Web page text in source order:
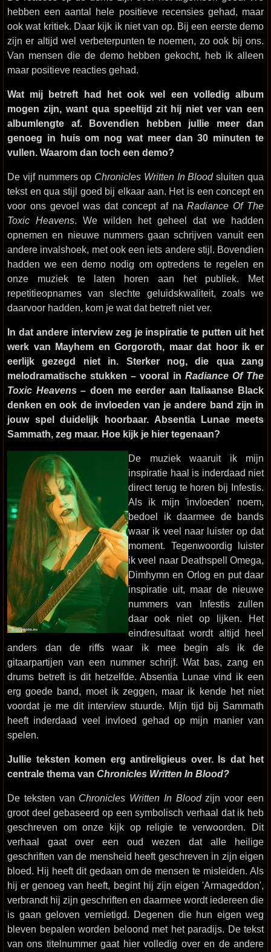
hebben een aantal hele positieve recensies gehad, maar
ook wat kritiek. Daar kijk ik niet van op. Bij een eerste demo
zijn er altijd wel verbeterpunten te noemen, zo ook bij ons.
Van mensen die de demo hebben gekocht, heb ik alleen
maar positieve reacties gehad.
Wat mij betreft had het ook wel een volledig album
mogen zijn, want qua speeltijd zit hij niet ver van een
albumlengte af. Bovendien hebben jullie meer dan
genoeg in huis om nog wat meer dan 30 minuten te
vullen. Waarom dan toch een demo?
De vijf nummers op Chronicles Written In Bloodsluiten qua
tekst en qua stijl goed bij elkaar aan. Het is een concept en
voor ons gevoel was dat concept af naRadiance Of The
Toxic Heavens. We wilden het geheel dat we hadden
opnemen en nieuwe nummers gaan schrijven vanuit een
andere invalshoek, met ook een iets andere stijl. Bovendien
hadden we een demo nodig om optredens te regelen en
onze muziek te laten horen aan het publiek. Met
repetitieopnames van slechte geluidskwaliteit, zoals we
daarvoor hadden, kom je wat dat betreft niet ver.
In dat andere interview zeg je inspiratie te putten uit het
werk van Mayhem en Gorgoroth, maar dat hoor ik er
eerlijk gezegd niet in. Sterker nog, die qua zang
melodramatische stukken – vooral in Radiance Of The
Toxic Heavens – doen me eerder aan Italiaanse Black
denken en ook de invloeden van je andere band zijn in
jouw spel duidelijk hoorbaar. Absentia Lunae meets
Sammath, zeg maar. Hoe kijk je hier tegenaan?
De muziek waaruit ik mijn
inspiratie haal is inderdaad niet
direct terug te horen bij Infestis.
Als ik mijn 'invloeden' noem,
bedoel ik daarmee de bands
waar ik veel naar luister op dat
moment. Tegenwoordig luister
ik veel naar Deathspell Omega,
Dimhymn en Orlog en put daar
inspiratie uit, maar de nieuwe
nummers van Infestis zullen
daar ook niet op lijken. Het
eindresultaat wordt altijd heel
anders dan de riffs waar ik mee begin als ik de
gitaarpartijen van een nummer schrijf. Wat bas, zang en
drums betreft is dit hetzelfde. Absentia Lunae vind ik een
erg goede band, moet ik zeggen, maar ik kende het niet
voordat je me dit interview stuurde. Mijn tijd bij Sammath
heeft inderdaad veel invloed gehad op mijn manier van
spelen.
Jullie teksten komen erg antireligieus over. Is dat het
centrale thema van Chronicles Written In Blood?
De teksten van Chronicles Written In Bloodzijn voor een
groot deel gebaseerd op een symbolisch verhaal dat ik heb
geschreven om onze kijk op religie te verwoorden. Dit
verhaal gaat over een oud wezen dat alle heilige
geschriften van de mensheid heeft geschreven in zijn eigen
bloed. Hij heeft dit gedaan om de mensen te misleiden. Als
hij er genoeg van heeft, begint hij zijn eigen 'Armageddon',
verbrandt hij zijn geschriften en daarmee wordt iedereen die
is gaan geloven vernietigd. Degenen die hun eigen weg
bleven bepalen worden beloond met het paradijs. De tekst
van ons titelnummer gaat hier volledig over en de andere